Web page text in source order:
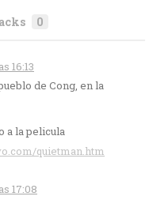
0
16:13
de Cong, en la
a la pelicula
quietman.htm
17:08